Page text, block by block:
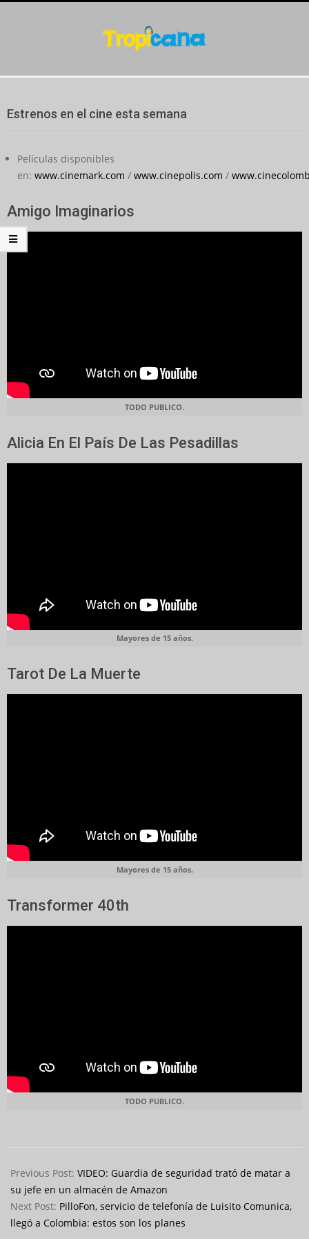
Menu
Estrenos en el cine esta semana
Películas disponibles
en: www.cinemark.com / www.cinepolis.com /
Amigo Imaginarios
TODO PUBLICO.
Alicia En El País De Las Pesadillas
Mayores de 15 años.
Tarot De La Muerte
Mayores de 15 años.
Transformer 40th
TODO PUBLICO.
05-
18
Previous Post: VIDEO: Guardia de seguridad trató de matar a
su jefe en un almacén de Amazon
Next Post: PilloFon, servicio de telefonía de Luisito Comunica,
llegó a Colombia: estos son los planes